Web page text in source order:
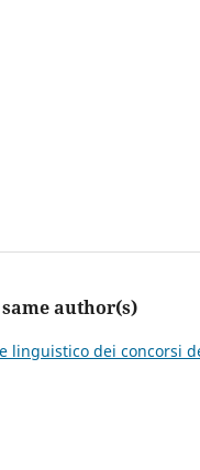
author(s)
linguistico dei concorsi